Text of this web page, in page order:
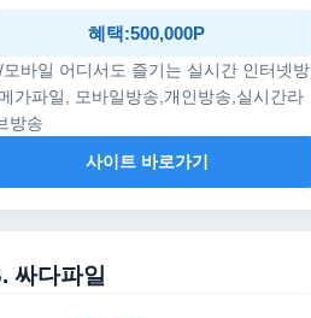
혜택:500,000P
모바일 어디서도 즐기는 실시간 인터넷방
가파일, 모바일방송,개인방송,실시간라
방송
사이트 바로가기
싸다파일